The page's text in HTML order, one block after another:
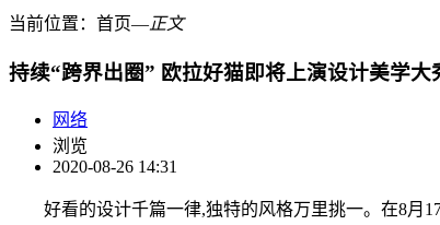
当前位置： 首页―正文
持续“跨界出圈” 欧拉好猫即将上演设计美学大
网络
浏览
2020-08-26 14:31
好看的设计千篇一律,独特的风格万里挑一。在8月17